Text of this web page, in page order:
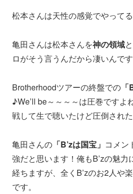
松本さんは天性の感覚でやってる
亀田さんは松本さんを神の領域
ロがそう言うんだから凄いんです
Brotherhoodツアーの終盤での
♪We’ll be～～～～は圧巻ですよ
戦して生で聴いたけど圧倒された
亀田さんの 「B’zは国宝」 コメン
強だと思います！俺もB’zの魅力
経ちますが、全くB’zのお2人や
です。